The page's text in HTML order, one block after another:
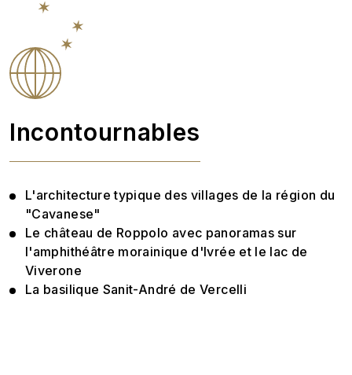
Incontournables
L'architecture typique des villages de la région du
"Cavanese"
Le château de Roppolo avec panoramas sur
l'amphithéâtre morainique d'Ivrée et le lac de
Viverone
La basilique Sanit-André de Vercelli